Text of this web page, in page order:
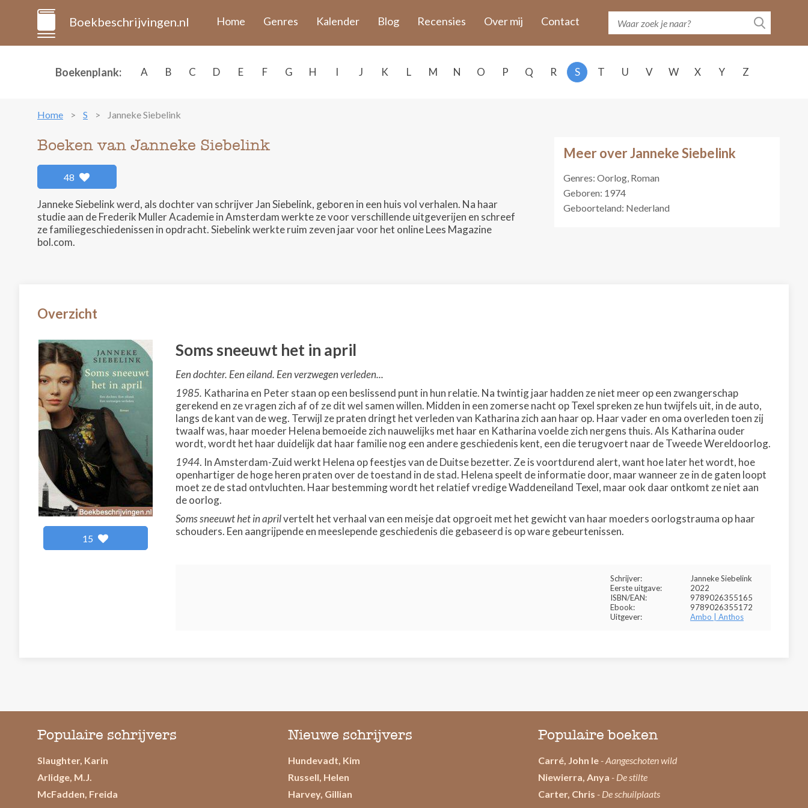
Boekbeschrijvingen.nl Home Genres Kalender Blog Recensies Over mij Contact
Boekenplank: A B C D E F G H I J K L M N O P Q R S T U V W X Y Z
Home S Janneke Siebelink
Meer over Janneke Siebelink
Genres: Oorlog, Roman
Geboren: 1974
Geboorteland: Nederland
Boeken van Janneke Siebelink
48
Janneke Siebelink werd, als dochter van schrijver Jan Siebelink, geboren in een huis vol verhalen. Na haar
studie aan de Frederik Muller Academie in Amsterdam werkte ze voor verschillende uitgeverijen en schreef
ze familiegeschiedenissen in opdracht. Siebelink werkte ruim zeven jaar voor het online Lees Magazine
bol.com.
Overzicht
15
Soms sneeuwt het in april
Een dochter. Een eiland. Een verzwegen verleden...
1985. Katharina en Peter staan op een beslissend punt in hun relatie. Na twintig jaar hadden ze niet meer op een zwangerschap
gerekend en ze vragen zich af of ze dit wel samen willen. Midden in een zomerse nacht op Texel spreken ze hun twijfels uit, in de auto,
langs de kant van de weg. Terwijl ze praten dringt het verleden van Katharina zich aan haar op. Haar vader en oma overleden toen zij
twaalf was, haar moeder Helena bemoeide zich nauwelijks met haar en Katharina voelde zich nergens thuis. Als Katharina ouder
wordt, wordt het haar duidelijk dat haar familie nog een andere geschiedenis kent, een die terugvoert naar de Tweede Wereldoorlog.
1944. In Amsterdam-Zuid werkt Helena op feestjes van de Duitse bezetter. Ze is voortdurend alert, want hoe later het wordt, hoe
openhartiger de hoge heren praten over de toestand in de stad. Helena speelt de informatie door, maar wanneer ze in de gaten loopt
moet ze de stad ontvluchten. Haar bestemming wordt het relatief vredige Waddeneiland Texel, maar ook daar ontkomt ze niet aan
de oorlog.
Soms sneeuwt het in aprilvertelt het verhaal van een meisje dat opgroeit met het gewicht van haar moeders oorlogstrauma op haar
schouders. Een aangrijpende en meeslepende geschiedenis die gebaseerd is op ware gebeurtenissen.
Schrijver:
Janneke Siebelink
Eerste uitgave:
2022
ISBN/EAN:
9789026355165
Ebook:
9789026355172
Uitgever:
Ambo | Anthos
Populaire schrijvers
Slaughter, Karin
Arlidge, M.J.
McFadden, Freida
Nieuwe schrijvers
Hundevadt, Kim
Russell, Helen
Harvey, Gillian
Populaire boeken
Carré, John le - Aangeschoten wild
Niewierra, Anya - De stilte
Carter, Chris - De schuilplaats